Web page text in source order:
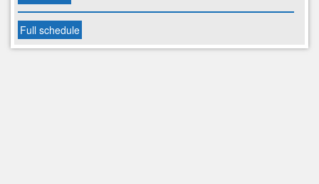
Full schedule